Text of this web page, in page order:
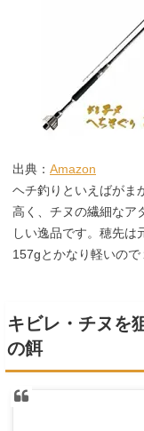
出典： Amazon
ヘチ釣りといえばがま
高く、チヌの繊細なア
しい逸品です。穂先は
157gとかなり軽いので
キビレ・チヌを
の餌